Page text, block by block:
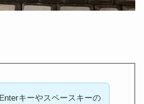
Enterキーやスペースキーの